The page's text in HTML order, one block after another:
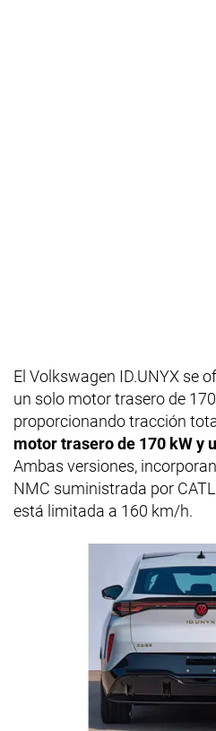
El Volkswagen ID.UNYX se
un solo motor trasero de
proporcionando tracción
motor trasero de 170 kW y
Ambas versiones,
NMC suministrada por
está limitada a 160 km/h.